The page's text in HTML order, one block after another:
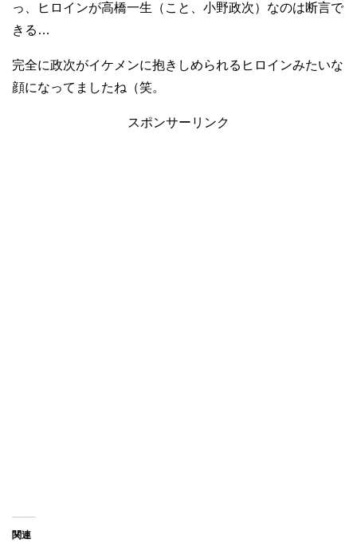
っ、ヒロインが高橋一生（こと、小野政次）なのは断言で
きる…
完全に政次がイケメンに抱きしめられるヒロインみたいな
顔になってましたね（笑。
スポンサーリンク
関連